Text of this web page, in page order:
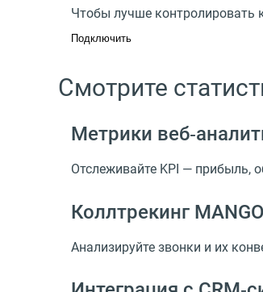
Чтобы лучше контролировать
Подключить
Смотрите
Метрики
Отслеживайте KPI — прибыль,
Коллтрекинг
Анализируйте звонки и их